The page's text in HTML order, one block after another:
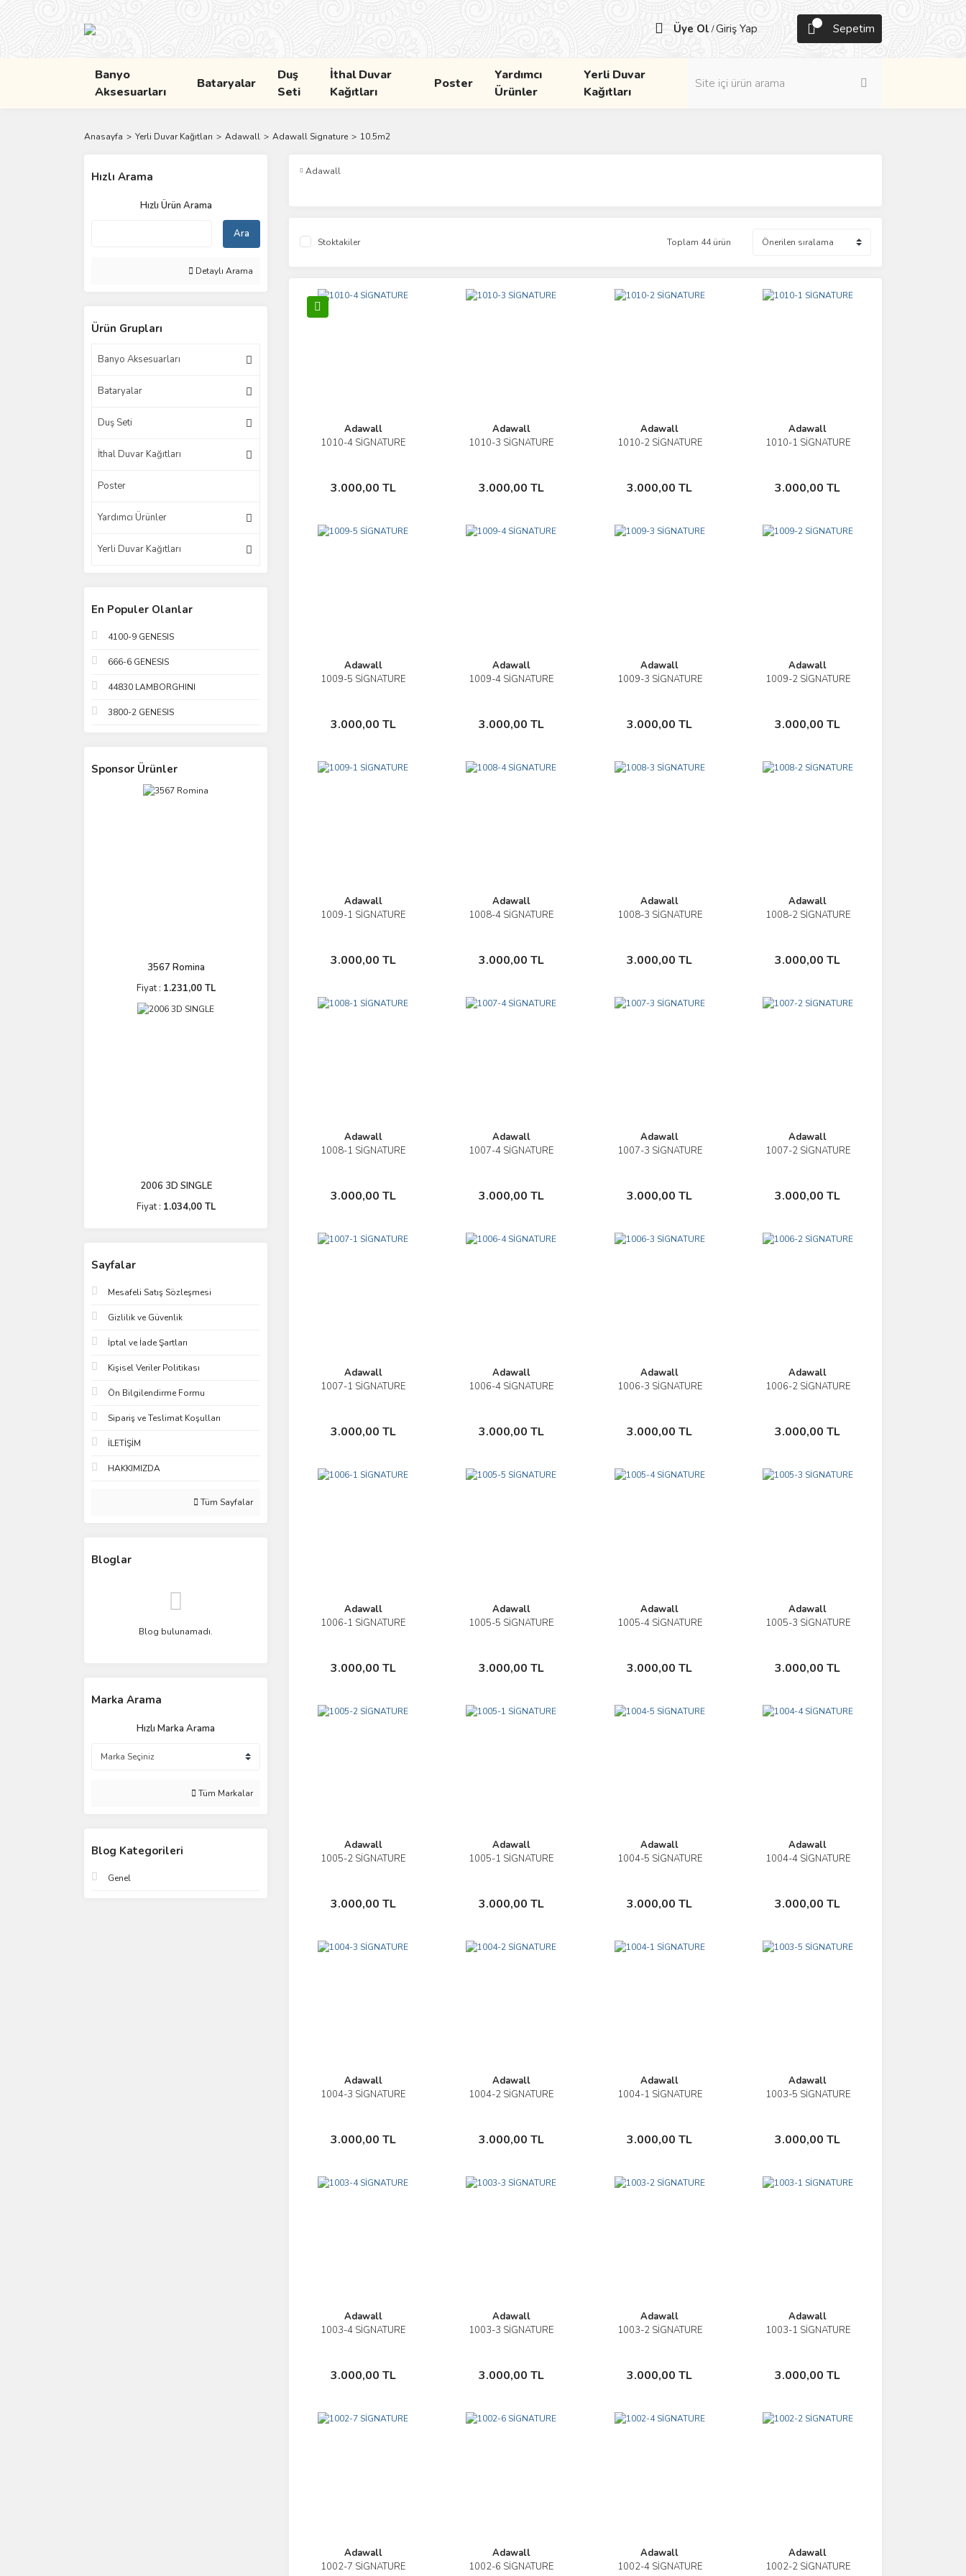
Üye Ol /Giriş Yap Sepetim
Banyo
Aksesuarları
Bataryalar
Duş
Seti
İthal Duvar
Kağıtları
Poster
Yardımcı
Ürünler
Yerli Duvar
Kağıtları
Anasayfa Yerli Duvar Kağıtları Adawall Adawall Signature 10.5m2
Hızlı Arama
Hızlı Ürün Arama
Ara
Detaylı Arama
Ürün Grupları
Banyo Aksesuarları
Bataryalar
Duş Seti
İthal Duvar Kağıtları
Poster
Yardımcı Ürünler
Yerli Duvar Kağıtları
En Populer Olanlar
4100-9 GENESIS
666-6 GENESIS
44830 LAMBORGHINI
3800-2 GENESIS
Sponsor Ürünler
3567 Romina
Fiyat : 1.231,00 TL
2006 3D SINGLE
Fiyat : 1.034,00 TL
Sayfalar
Mesafeli Satış Sözleşmesi
Gizlilik ve Güvenlik
İptal ve İade Şartları
Kişisel Veriler Politikası
Ön Bilgilendirme Formu
Sipariş ve Teslimat Koşulları
İLETİŞİM
HAKKIMIZDA
Tüm Sayfalar
Bloglar
Blog bulunamadı.
Marka Arama
Hızlı Marka Arama
Tüm Markalar
Blog Kategorileri
Genel
Adawall
Stoktakiler Toplam 44 ürün
Adawall
1010-4 SİGNATURE
3.000,00 TL
İncele
Sepete Ekle
Adawall
1010-3 SİGNATURE
3.000,00 TL
İncele
Sepete Ekle
Adawall
1010-2 SİGNATURE
3.000,00 TL
İncele
Sepete Ekle
Adawall
1010-1 SİGNATURE
3.000,00 TL
İncele
Sepete Ekle
Adawall
1009-5 SİGNATURE
3.000,00 TL
İncele
Sepete Ekle
Adawall
1009-4 SİGNATURE
3.000,00 TL
İncele
Sepete Ekle
Adawall
1009-3 SİGNATURE
3.000,00 TL
İncele
Sepete Ekle
Adawall
1009-2 SİGNATURE
3.000,00 TL
İncele
Sepete Ekle
Adawall
1009-1 SİGNATURE
3.000,00 TL
İncele
Sepete Ekle
Adawall
1008-4 SİGNATURE
3.000,00 TL
İncele
Sepete Ekle
Adawall
1008-3 SİGNATURE
3.000,00 TL
İncele
Sepete Ekle
Adawall
1008-2 SİGNATURE
3.000,00 TL
İncele
Sepete Ekle
Adawall
1008-1 SİGNATURE
3.000,00 TL
İncele
Sepete Ekle
Adawall
1007-4 SİGNATURE
3.000,00 TL
İncele
Sepete Ekle
Adawall
1007-3 SİGNATURE
3.000,00 TL
İncele
Sepete Ekle
Adawall
1007-2 SİGNATURE
3.000,00 TL
İncele
Sepete Ekle
Adawall
1007-1 SİGNATURE
3.000,00 TL
İncele
Sepete Ekle
Adawall
1006-4 SİGNATURE
3.000,00 TL
İncele
Sepete Ekle
Adawall
1006-3 SİGNATURE
3.000,00 TL
İncele
Sepete Ekle
Adawall
1006-2 SİGNATURE
3.000,00 TL
İncele
Sepete Ekle
Adawall
1006-1 SİGNATURE
3.000,00 TL
İncele
Sepete Ekle
Adawall
1005-5 SİGNATURE
3.000,00 TL
İncele
Sepete Ekle
Adawall
1005-4 SİGNATURE
3.000,00 TL
İncele
Sepete Ekle
Adawall
1005-3 SİGNATURE
3.000,00 TL
İncele
Sepete Ekle
Adawall
1005-2 SİGNATURE
3.000,00 TL
İncele
Sepete Ekle
Adawall
1005-1 SİGNATURE
3.000,00 TL
İncele
Sepete Ekle
Adawall
1004-5 SİGNATURE
3.000,00 TL
İncele
Sepete Ekle
Adawall
1004-4 SİGNATURE
3.000,00 TL
İncele
Sepete Ekle
Adawall
1004-3 SİGNATURE
3.000,00 TL
İncele
Sepete Ekle
Adawall
1004-2 SİGNATURE
3.000,00 TL
İncele
Sepete Ekle
Adawall
1004-1 SİGNATURE
3.000,00 TL
İncele
Sepete Ekle
Adawall
1003-5 SİGNATURE
3.000,00 TL
İncele
Sepete Ekle
Adawall
1003-4 SİGNATURE
3.000,00 TL
İncele
Sepete Ekle
Adawall
1003-3 SİGNATURE
3.000,00 TL
İncele
Sepete Ekle
Adawall
1003-2 SİGNATURE
3.000,00 TL
İncele
Sepete Ekle
Adawall
1003-1 SİGNATURE
3.000,00 TL
İncele
Sepete Ekle
Adawall
1002-7 SİGNATURE
İncele
Adawall
1002-6 SİGNATURE
İncele
Adawall
1002-4 SİGNATURE
İncele
Adawall
1002-2 SİGNATURE
İncele